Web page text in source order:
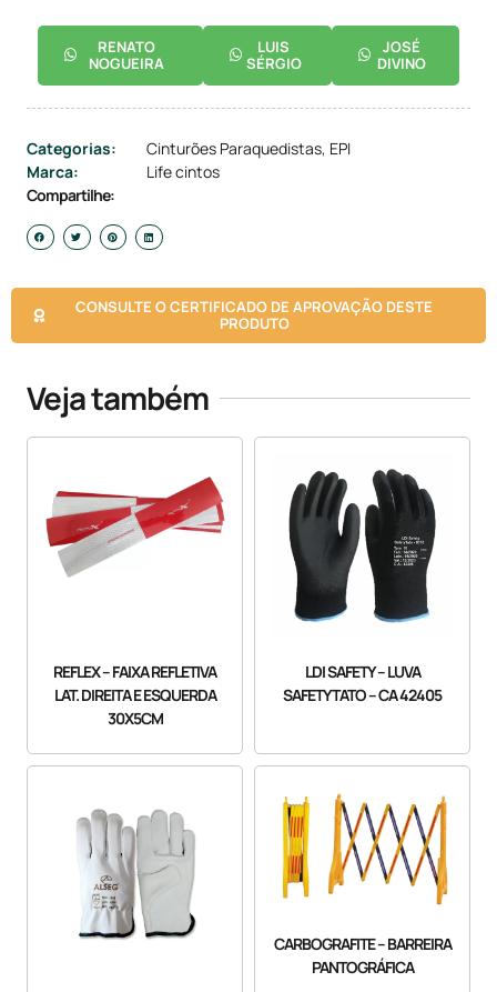
RENATO
NOGUEIRA
LUIS
SÉRGIO
JOSÉ
DIVINO
Categorias: Cinturões Paraquedistas, EPI
Marca:
Life cintos
Compartilhe:
CONSULTE O CERTIFICADO DE APROVAÇÃO DESTE
PRODUTO
Veja também
REFLEX – FAIXA REFLETIVA
LAT. DIREITA E ESQUERDA
30X5CM
LDI SAFETY – LUVA
SAFETYTATO – CA 42405
CARBOGRAFITE – BARREIRA
PANTOGRÁFICA